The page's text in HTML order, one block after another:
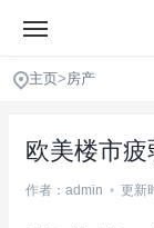
主页>房产
欧美楼市
作者：admin • 更新